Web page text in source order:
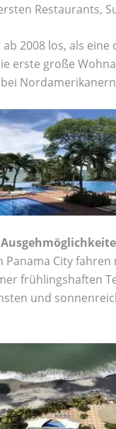
Restaurants,
2008 los, als
erste große
City
frühlingshaften
und